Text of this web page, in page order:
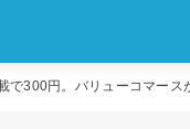
で300円。バリューコマース